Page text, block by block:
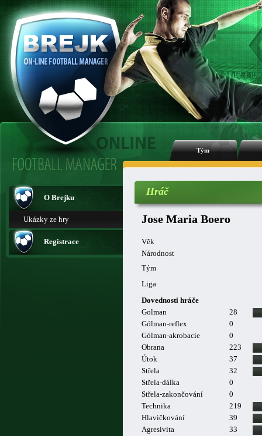
Tým
O Brejku
Ukázky ze hry
Registrace
Hráč
Jose Maria Boero
Věk
Národnost
Tým
Liga
Dovednosti hráče
Golman
28
Gólman-reflex
0
Gólman-akrobacie
0
Obrana
223
Útok
37
Střela
32
Střela-dálka
0
Střela-zakončování
0
Technika
219
Hlavičkování
39
Agresivita
33